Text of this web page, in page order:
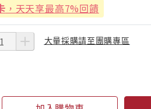
，天天享最高7%回饋
大量採購請至團購專區